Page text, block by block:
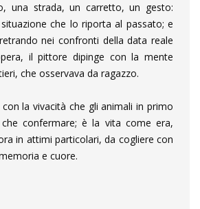
una strada, un carretto, un gesto:
che lo riporta al passato; e
nei confronti della data reale
il pittore dipinge con la mente
che osservava da ragazzo.
la vivacità che gli animali in primo
confermare; è la vita come era,
in attimi particolari, da cogliere con
e cuore.